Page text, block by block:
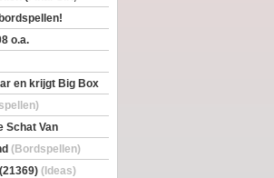
o.a.
Strong
en krijgt Big Box
Schat Van
(Bordspellen)
(Ideas)